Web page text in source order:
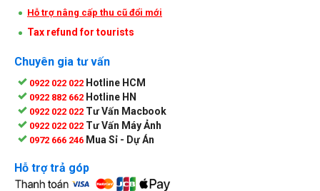
Hỗ trợ nâng cấp thu cũ đổi mới
Tax refund for tourists
Chuyên gia tư vấn
0922 022 022 Hotline HCM
0922 882 662 Hotline HN
0922 022 022 Tư Vấn Macbook
0922 022 022 Tư Vấn Máy Ảnh
0972 666 246 Mua Sỉ - Dự Án
Hỗ trợ trả góp